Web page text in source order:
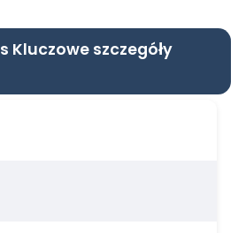
Kluczowe szczegóły